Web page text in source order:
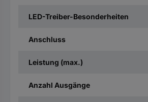
LED-Treiber-Besonderheiten
Anschluss
Leistung (max.)
Anzahl Ausgänge